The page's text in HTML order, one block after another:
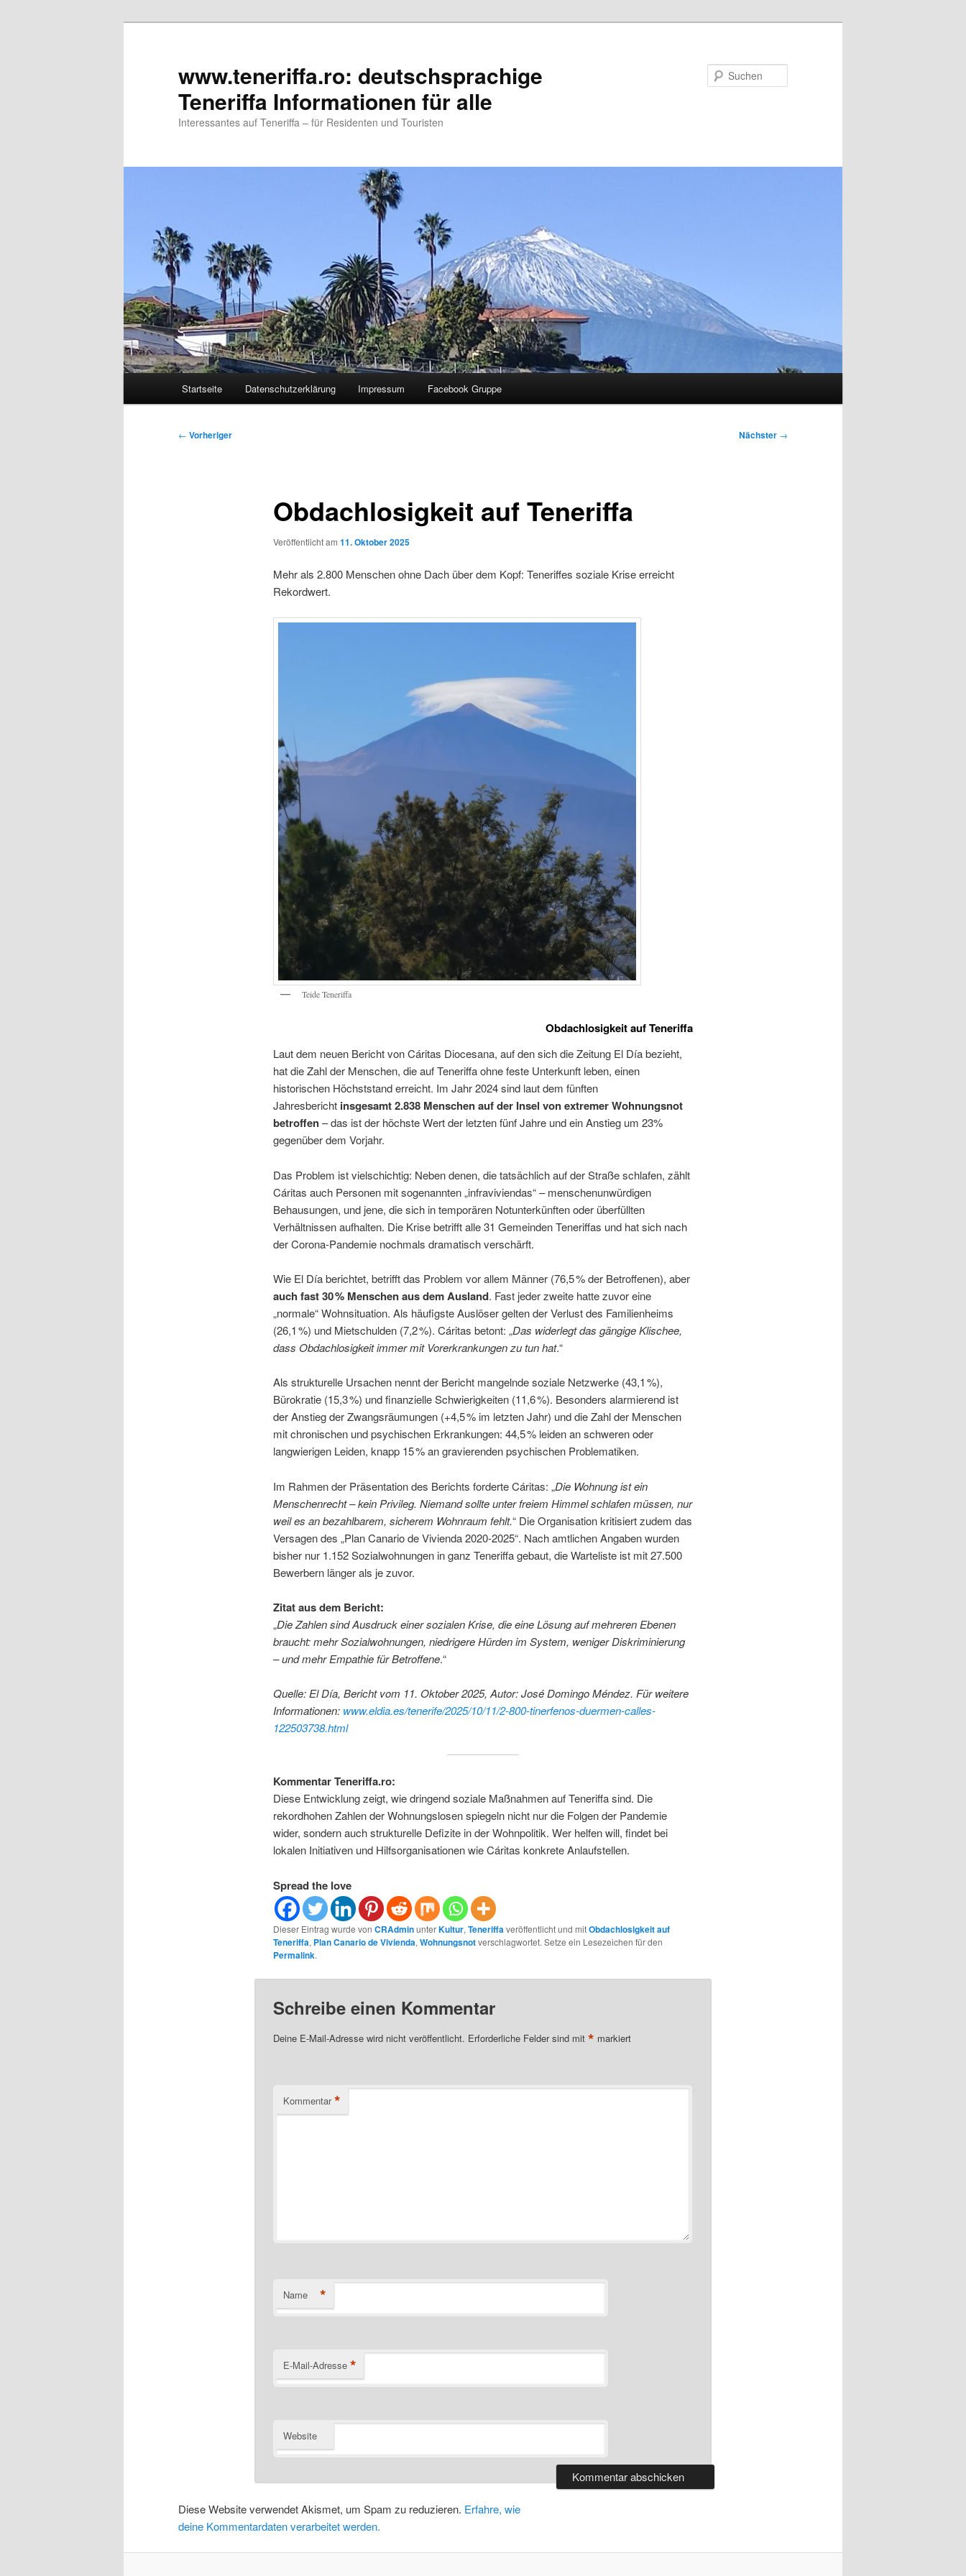
www.teneriffa.ro: deutschsprachige
Teneriffa Informationen für alle
Interessantes auf Teneriffa – für Residenten und Touristen
Zum
Startseite Datenschutzerklärung Impressum Facebook Gruppe
Beitragsnavigation
← Vorheriger Nächster →
Obdachlosigkeit auf Teneriffa
Veröffentlicht am 11. Oktober 2025
Mehr als 2.800 Menschen ohne Dach über dem Kopf: Teneriffes soziale Krise erreicht
Rekordwert.
Teide Teneriffa
Obdachlosigkeit auf Teneriffa
Laut dem neuen Bericht von Cáritas Diocesana, auf den sich die Zeitung El Día bezieht,
hat die Zahl der Menschen, die auf Teneriffa ohne feste Unterkunft leben, einen
historischen Höchststand erreicht. Im Jahr 2024 sind laut dem fünften
Jahresbericht insgesamt 2.838 Menschen auf der Insel von extremer Wohnungsnot
betroffen– das ist der höchste Wert der letzten fünf Jahre und ein Anstieg um 23%
gegenüber dem Vorjahr.
Das Problem ist vielschichtig: Neben denen, die tatsächlich auf der Straße schlafen, zählt
Cáritas auch Personen mit sogenannten „infraviviendas“ – menschenunwürdigen
Behausungen, und jene, die sich in temporären Notunterkünften oder überfüllten
Verhältnissen aufhalten. Die Krise betrifft alle 31 Gemeinden Teneriffas und hat sich nach
der Corona-Pandemie nochmals dramatisch verschärft.
Wie El Día berichtet, betrifft das Problem vor allem Männer (76,5 % der Betroffenen), aber
auch fast 30 % Menschen aus dem Ausland. Fast jeder zweite hatte zuvor eine
„normale“ Wohnsituation. Als häufigste Auslöser gelten der Verlust des Familienheims
(26,1 %) und Mietschulden (7,2 %). Cáritas betont: „Das widerlegt das gängige Klischee,
dass Obdachlosigkeit immer mit Vorerkrankungen zu tun hat.“
Als strukturelle Ursachen nennt der Bericht mangelnde soziale Netzwerke (43,1 %),
Bürokratie (15,3 %) und finanzielle Schwierigkeiten (11,6 %). Besonders alarmierend ist
der Anstieg der Zwangsräumungen (+4,5 % im letzten Jahr) und die Zahl der Menschen
mit chronischen und psychischen Erkrankungen: 44,5 % leiden an schweren oder
langwierigen Leiden, knapp 15 % an gravierenden psychischen Problematiken.
Im Rahmen der Präsentation des Berichts forderte Cáritas: „Die Wohnung ist ein
Menschenrecht – kein Privileg. Niemand sollte unter freiem Himmel schlafen müssen, nur
weil es an bezahlbarem, sicherem Wohnraum fehlt.“ Die Organisation kritisiert zudem das
Versagen des „Plan Canario de Vivienda 2020-2025“. Nach amtlichen Angaben wurden
bisher nur 1.152 Sozialwohnungen in ganz Teneriffa gebaut, die Warteliste ist mit 27.500
Bewerbern länger als je zuvor.
Zitat aus dem Bericht:
„Die Zahlen sind Ausdruck einer sozialen Krise, die eine Lösung auf mehreren Ebenen
braucht: mehr Sozialwohnungen, niedrigere Hürden im System, weniger Diskriminierung
– und mehr Empathie für Betroffene.“
Quelle: El Día, Bericht vom 11. Oktober 2025, Autor: José Domingo Méndez. Für weitere
Informationen: www.eldia.es/tenerife/2025/10/11/2-800-tinerfenos-duermen-calles-
122503738.html
Kommentar Teneriffa.ro:
Diese Entwicklung zeigt, wie dringend soziale Maßnahmen auf Teneriffa sind. Die
rekordhohen Zahlen der Wohnungslosen spiegeln nicht nur die Folgen der Pandemie
wider, sondern auch strukturelle Defizite in der Wohnpolitik. Wer helfen will, findet bei
lokalen Initiativen und Hilfsorganisationen wie Cáritas konkrete Anlaufstellen.
Spread the love
Dieser Eintrag wurde von CRAdminunterKultur, Teneriffa veröffentlicht und mitObdachlosigkeit auf
Teneriffa, Plan Canario de Vivienda, Wohnungsnotverschlagwortet. Setze ein Lesezeichen für den
Permalink.
Schreibe einen Kommentar
Deine E-Mail-Adresse wird nicht veröffentlicht. Erforderliche Felder sind mit * markiert
Kommentar *
Name *
E-Mail-Adresse *
Website
Diese Website verwendet Akismet, um Spam zu reduzieren. Erfahre, wie
deine Kommentardaten verarbeitet werden.